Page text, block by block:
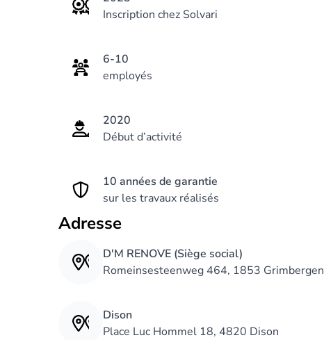
Inscription chez Solvari
6-10
employés
2020
Début d’activité
10 années de garantie
sur les travaux réalisés
Adresse
D'M RENOVE (Siège social)
Romeinsesteenweg 464, 1853 Grimbergen
Dison
Place Luc Hommel 18, 4820 Dison